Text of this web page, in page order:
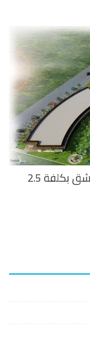
منح رخصة تشييد لمجمع سياحي بريف دمشق بكلفة 2.5